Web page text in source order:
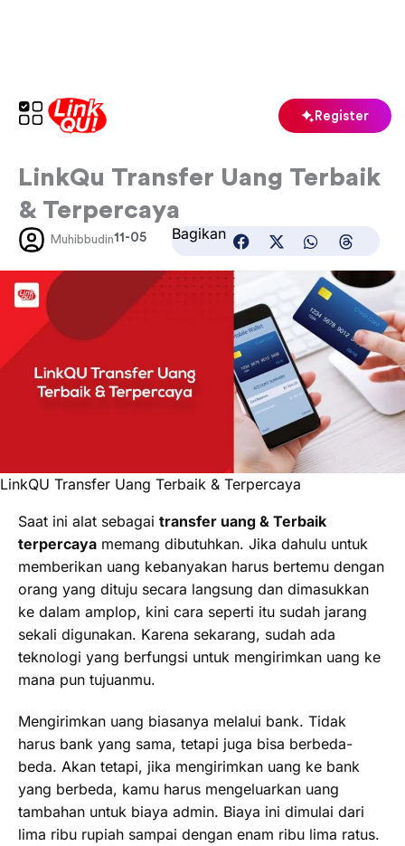
Register
LinkQu Transfer Uang Terbaik
& Terpercaya
Muhibbudin11-05 Bagikan
LinkQU Transfer Uang Terbaik & Terpercaya
Saat ini alat sebagai transfer uang & Terbaik
terpercaya memang dibutuhkan. Jika dahulu untuk
memberikan uang kebanyakan harus bertemu dengan
orang yang dituju secara langsung dan dimasukkan
ke dalam amplop, kini cara seperti itu sudah jarang
sekali digunakan. Karena sekarang, sudah ada
teknologi yang berfungsi untuk mengirimkan uang ke
mana pun tujuanmu.
Mengirimkan uang biasanya melalui bank. Tidak
harus bank yang sama, tetapi juga bisa berbeda-
beda. Akan tetapi, jika mengirimkan uang ke bank
yang berbeda, kamu harus mengeluarkan uang
tambahan untuk biaya admin. Biaya ini dimulai dari
lima ribu rupiah sampai dengan enam ribu lima ratus.